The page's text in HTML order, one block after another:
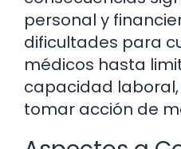
personal y
dificultades para
médicos hasta
capacidad
tomar acción de